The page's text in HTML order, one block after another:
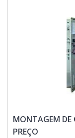
soluções para
elétricas. Com
itens variados
com ótima
time de
investir em
qualquer
empresa que
segmento pela
MONTAGEM DE
PREÇO